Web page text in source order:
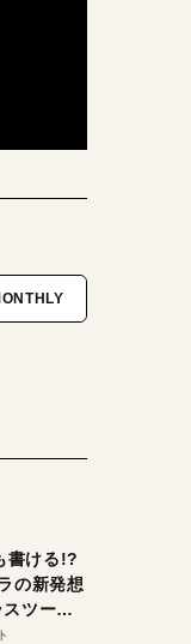
書ける!?
の新発想
ツーウ
持ち替